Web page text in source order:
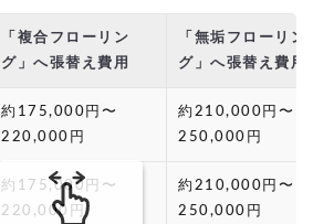
「複合フローリン
グ」へ張替え費用
「無垢フローリン
グ」へ張替え費用
約175,000円〜
220,000円
約210,000円〜
250,000円
約175,000円〜
220,000円
約210,000円〜
250,000円